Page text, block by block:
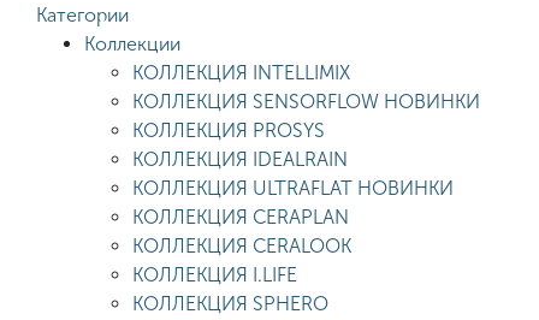
Категории
Коллекции
КОЛЛЕКЦИЯ INTELLIMIX
КОЛЛЕКЦИЯ SENSORFLOW НОВИНКИ
КОЛЛЕКЦИЯ PROSYS
КОЛЛЕКЦИЯ IDEALRAIN
КОЛЛЕКЦИЯ ULTRAFLAT НОВИНКИ
КОЛЛЕКЦИЯ CERAPLAN
КОЛЛЕКЦИЯ CERALOOK
КОЛЛЕКЦИЯ I.LIFE
КОЛЛЕКЦИЯ SPHERO